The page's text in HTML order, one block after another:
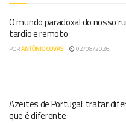
O mundo paradoxal do nosso
tardio e remoto
PORANTÓNIO COVAS 02/08/2026
Azeites de Portugal: tratar
que é diferente